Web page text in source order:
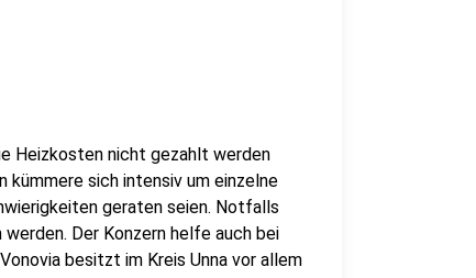
Heizkosten nicht gezahlt werden
sich intensiv um einzelne
geraten seien. Notfalls
Der Konzern helfe auch bei
besitzt im Kreis Unna vor allem